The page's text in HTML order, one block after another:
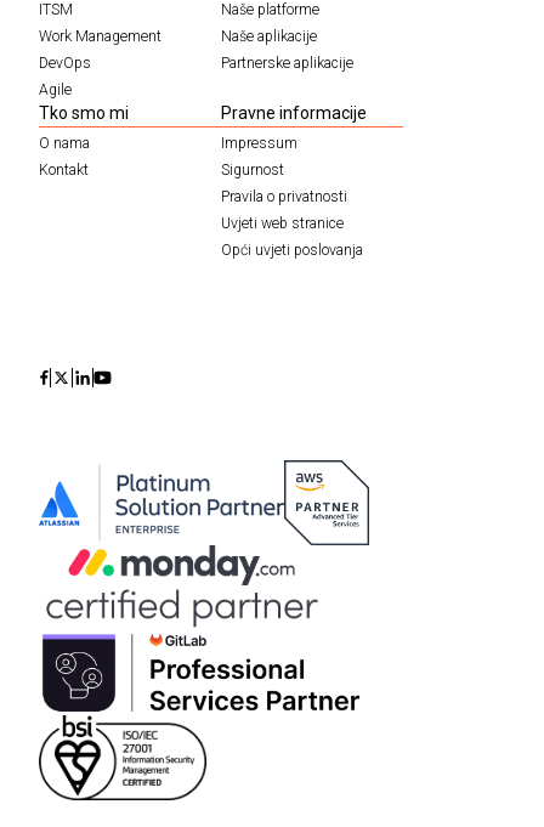
ITSM
Work Management
DevOps
Agile
Naše platforme
Naše aplikacije
Partnerske aplikacije
Tko smo mi
O nama
Kontakt
Pravne informacije
Impressum
Sigurnost
Pravila o privatnosti
Uvjeti web stranice
Opći uvjeti poslovanja
IconIconIconIcon